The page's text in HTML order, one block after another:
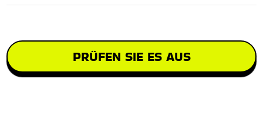
PRÜFEN SIE ES AUS